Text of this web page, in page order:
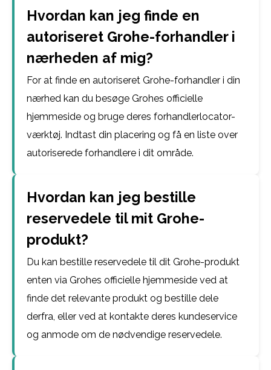
Hvordan kan jeg finde en
autoriseret Grohe-forhandler i
nærheden af mig?
For at finde en autoriseret Grohe-forhandler i din
nærhed kan du besøge Grohes officielle
hjemmeside og bruge deres forhandlerlocator-
værktøj. Indtast din placering og få en liste over
autoriserede forhandlere i dit område.
Hvordan kan jeg bestille
reservedele til mit Grohe-
produkt?
Du kan bestille reservedele til dit Grohe-produkt
enten via Grohes officielle hjemmeside ved at
finde det relevante produkt og bestille dele
derfra, eller ved at kontakte deres kundeservice
og anmode om de nødvendige reservedele.